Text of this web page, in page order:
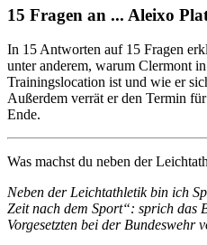
15 Fragen an ... Aleixo
In 15 Antworten auf 15 Fragen
unter anderem, warum Clermont
Trainingslocation ist und wie er
Außerdem verrät er den Termin
Ende.
Was machst du neben der
Neben der Leichtathletik bin ich
Zeit nach dem Sport“: sprich das
Vorgesetzten bei der Bundeswehr